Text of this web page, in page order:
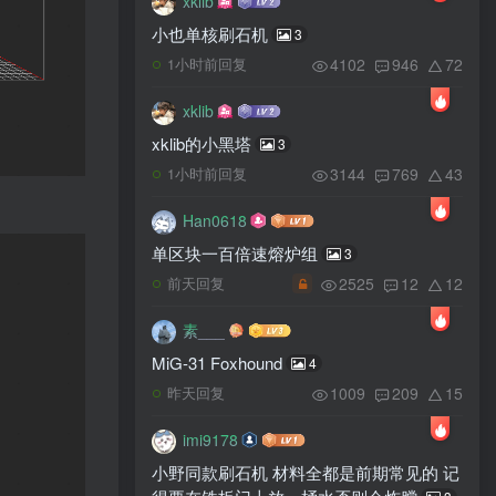
小也单核刷石机 3
1小时前回复 4102 946 72
xklib
xklib的小黑塔 3
1小时前回复 3144 769 43
Han0618
单区块一百倍速熔炉组 3
前天回复 2525 12 12
素___
MiG-31 Foxhound 4
昨天回复 1009 209 15
imi9178
小野同款刷石机 材料全都是前期常见的 记